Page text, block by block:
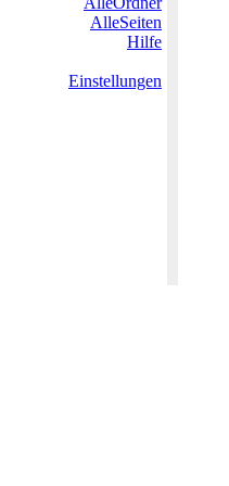
AlleSeiten
Hilfe
Einstellungen